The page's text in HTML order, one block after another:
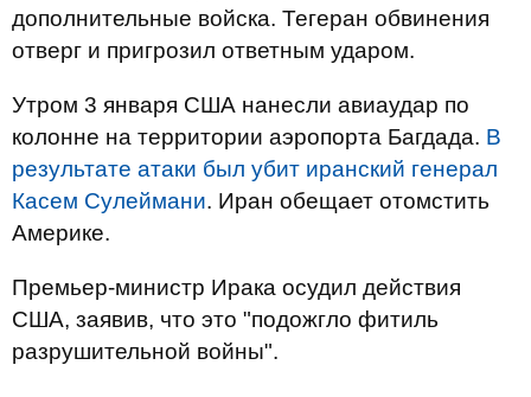
дополнительные войска. Тегеран обвинения
отверг и пригрозил ответным ударом.
Утром 3 января США нанесли авиаудар по
колонне на территории аэропорта Багдада. В
результате атаки был убит иранский генерал
Касем Сулеймани. Иран обещает отомстить
Америке.
Премьер-министр Ирака осудил действия
США, заявив, что это "подожгло фитиль
разрушительной войны".